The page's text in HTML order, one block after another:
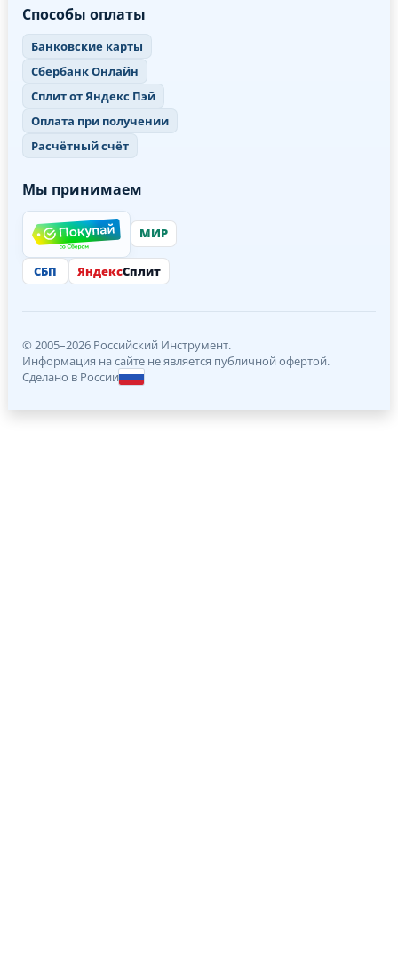
Способы оплаты
Банковские карты
Сбербанк Онлайн
Сплит от Яндекс Пэй
Оплата при получении
Расчётный счёт
Мы принимаем
МИР
СБП ЯндексСплит
© 2005–2026 Российский Инструмент.
Информация на сайте не является публичной офертой.
Сделано в России